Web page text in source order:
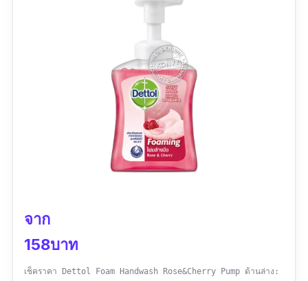
จาก
158บาท
เช็คราคา Dettol Foam Handwash Rose&Cherry Pump ด้านล่าง: